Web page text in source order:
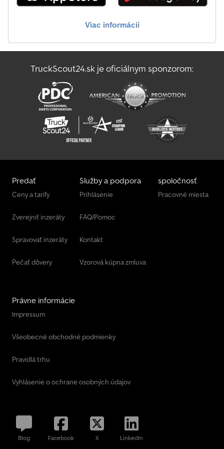
brand of your choice Rear underrun protection in special width
(Certificate of Conformity) Price ex works Attention!!! Images
free and non-binding quotation. Leasing, financing, or hire
—we will gladly prepare an offer for you. Subject to errors and
Viac informácií
TruckScout24.sk je oficiálnym sponzorom:
Predať
Ceny a tarify
Zverejniť inzeráty
Spravovať inzeráty
Pečať dôvery
Služby a podpora
Prihlásenie
FAQ/Pomoc
Kontakt
Vzorová kúpna zmluva
spoločnosť
Pracovné miesta
Právne informácie
Impressum
Všeobecné obchodné podmienky
Pravidlá trhu
Vyhlásenie o ochrane osobných údajov
Blog Facebook X LinkedIn